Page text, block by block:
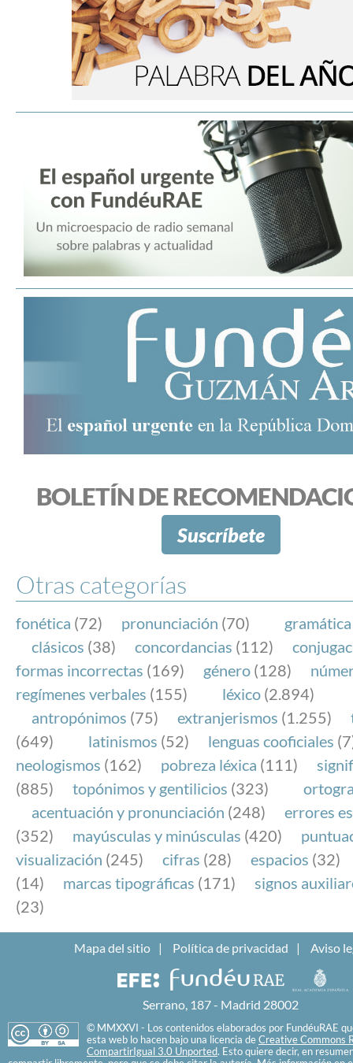
BOLETÍN DE
Suscríbete
Otras categorías
fonética (72) pronunciación (70) gramática
clásicos (38) concordancias (112)
formas incorrectas (169) género (128)
regímenes verbales (155) léxico (2.894)
antropónimos (75) extranjerismos (1.255)
(649)
latinismos (52) lenguas cooficiales
neologismos (162) pobreza léxica (111)
(885)
topónimos y gentilicios (323)
acentuación y pronunciación (248)
errores
(352)
mayúsculas y minúsculas (420)
visualización (245) cifras (28) espacios (32)
(14)
marcas tipográficas (171)
signos
(23)
Mapa del sitio Política de privacidad Aviso
Serrano, 187 - Madrid 28002
© MMXXVI - Los contenidos elaborados por FundéuRAE
esta web lo hacen bajo una licencia de Creative Commons
CompartirIgual 3.0 Unported. Esto quiere decir, en